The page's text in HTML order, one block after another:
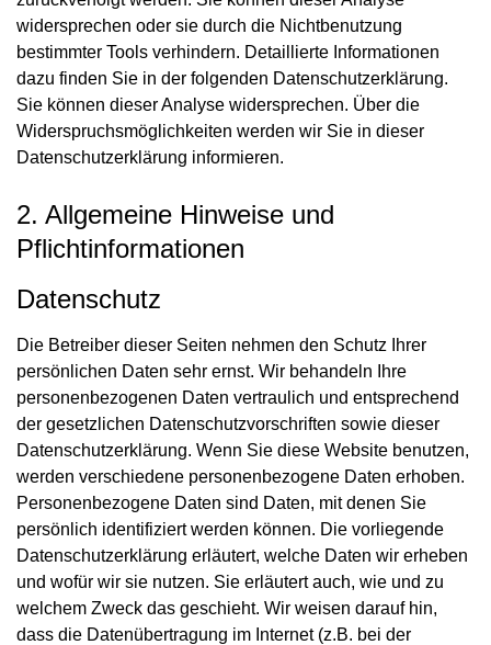
widersprechen oder sie durch die Nichtbenutzung
bestimmter Tools verhindern. Detaillierte Informationen
dazu finden Sie in der folgenden Datenschutzerklärung.
Sie können dieser Analyse widersprechen. Über die
Widerspruchsmöglichkeiten werden wir Sie in dieser
Datenschutzerklärung informieren.
2. Allgemeine Hinweise und
Pflichtinformationen
Datenschutz
Die Betreiber dieser Seiten nehmen den Schutz Ihrer
persönlichen Daten sehr ernst. Wir behandeln Ihre
personenbezogenen Daten vertraulich und entsprechend
der gesetzlichen Datenschutzvorschriften sowie dieser
Datenschutzerklärung. Wenn Sie diese Website benutzen,
werden verschiedene personenbezogene Daten erhoben.
Personenbezogene Daten sind Daten, mit denen Sie
persönlich identifiziert werden können. Die vorliegende
Datenschutzerklärung erläutert, welche Daten wir erheben
und wofür wir sie nutzen. Sie erläutert auch, wie und zu
welchem Zweck das geschieht. Wir weisen darauf hin,
dass die Datenübertragung im Internet (z.B. bei der